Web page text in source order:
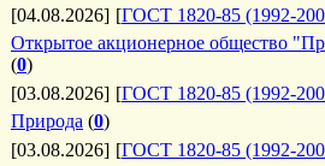
[04.08.2026] [ГОСТ 1820-85 (1992-
Открытое акционерное общество
(0)
[03.08.2026] [ГОСТ 1820-85 (1992-
Природа (0)
[03.08.2026] [ГОСТ 1820-85 (1992-